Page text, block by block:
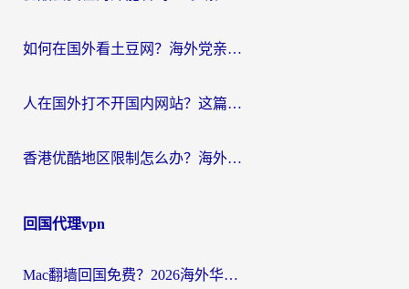
如何在国外看土豆网？海外党亲测有效的追剧加速器选择指南
人在国外打不开国内网站？这篇攻略帮你无缝解锁国内资源（附交管12123使用技巧）
香港优酷地区限制怎么办？海外党亲测有效的追剧解决方案
回国代理vpn
Mac翻墙回国免费？2026海外华人亲测：从CCTV5直播到国内APP，这样选加速器才靠谱